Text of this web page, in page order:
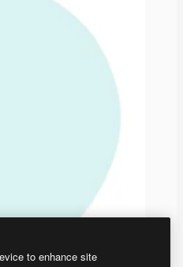
to enhance site